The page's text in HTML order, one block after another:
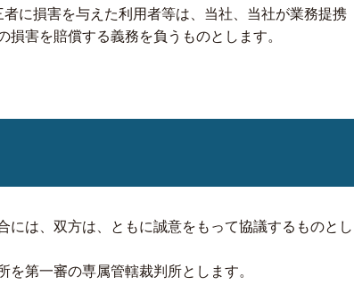
に損害を与えた利用者等は、当社、当社が業務提携
害を賠償する義務を負うものとします。
は、双方は、ともに誠意をもって協議するものとし
第一審の専属管轄裁判所とします。